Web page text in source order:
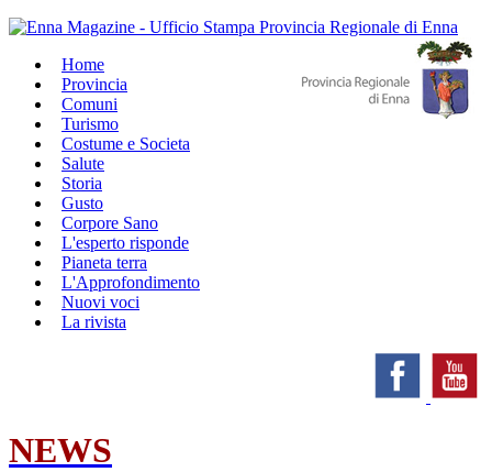
Home
Provincia
Comuni
Turismo
Costume e Societa
Salute
Storia
Gusto
Corpore Sano
L'esperto risponde
Pianeta terra
L'Approfondimento
Nuovi voci
La rivista
NEWS